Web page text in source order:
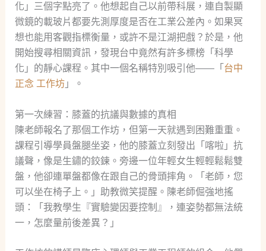
化」三個字點亮了。他想起自己以前帶科展，連自製顯
微鏡的載玻片都要先測厚度是否在工業公差內。如果冥
想也能用客觀指標衡量，或許不是江湖把戲？於是，他
開始搜尋相關資訊，發現台中竟然有許多標榜「科學
化」的靜心課程。其中一個名稱特別吸引他——「 台中
正念 工作坊」。
第一次練習：膝蓋的抗議與數據的真相
陳老師報名了那個工作坊，但第一天就遇到困難重重。
課程引導學員盤腿坐姿，他的膝蓋立刻發出「喀啦」抗
議聲，像是生鏽的鉸鍊。旁邊一位年輕女生輕輕鬆鬆雙
盤，他卻連單盤都像在跟自己的骨頭摔角。「老師，您
可以坐在椅子上。」助教微笑提醒。陳老師倔強地搖
頭：「我教學生『實驗變因要控制』，連姿勢都無法統
一，怎麼量前後差異？」